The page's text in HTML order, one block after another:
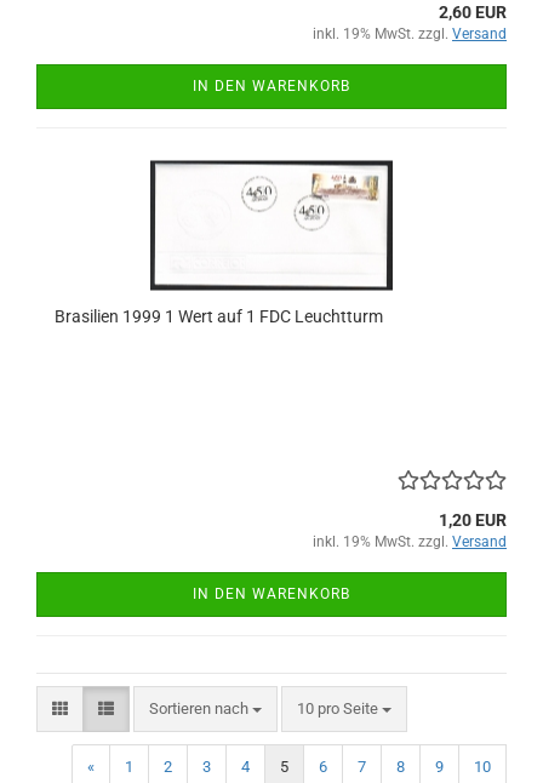
2,60 EUR
inkl. 19% MwSt. zzgl. Versand
IN DEN WARENKORB
Brasilien 1999 1 Wert auf 1 FDC Leuchtturm
1,20 EUR
inkl. 19% MwSt. zzgl. Versand
IN DEN WARENKORB
Sortieren nach
Sortieren nach 10 pro Seite
pro Seite
« 1 2 3 4 5 6 7 8 9 10